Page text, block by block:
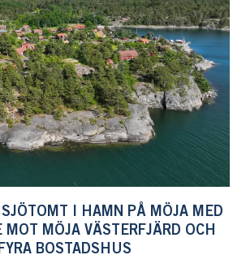
SJÖTOMT I HAMN PÅ MÖJA MED
MOT MÖJA VÄSTERFJÄRD OCH
FYRA BOSTADSHUS